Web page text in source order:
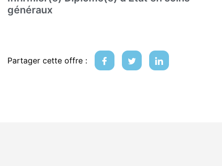
généraux
Partager cette offre :